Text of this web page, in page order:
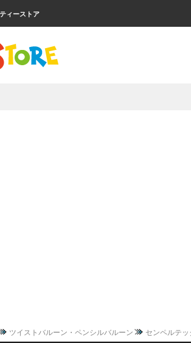
ィーストア
ツイストバルーン・ペンシルバルーン センペルテッ